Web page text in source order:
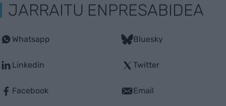
JARRAITU ENPRESABIDEA
Whatsapp
Linkedin
Facebook
Bluesky
Twitter
Email